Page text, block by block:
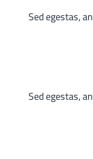
Sed egestas,
Sed egestas,